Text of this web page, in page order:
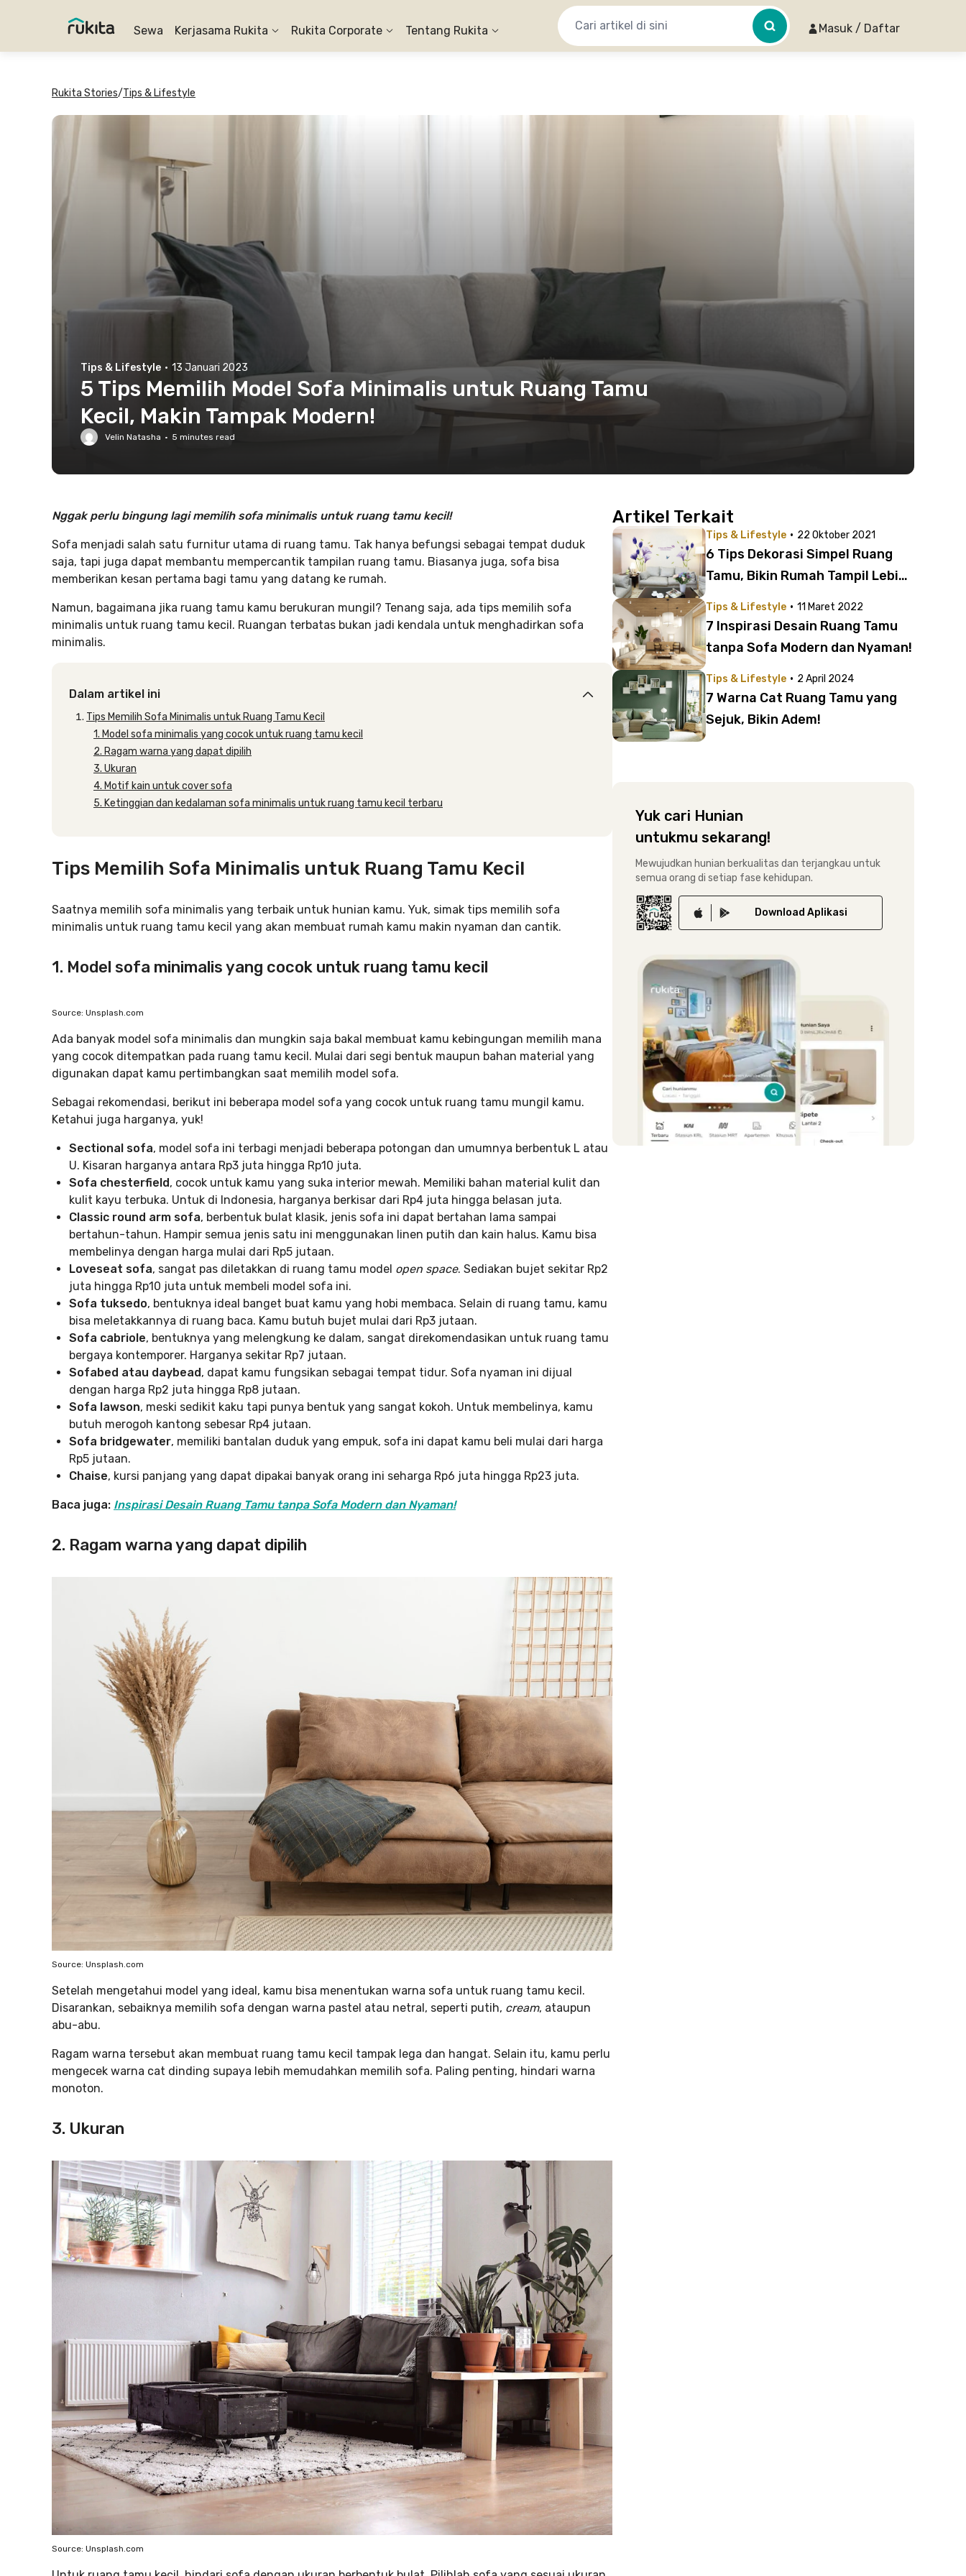
Sewa Kerjasama Rukita Rukita Corporate Tentang Rukita Masuk / Daftar
Rukita Stories/Tips & Lifestyle
Tips & Lifestyle · 13 Januari 2023
5 Tips Memilih Model Sofa Minimalis untuk Ruang Tamu
Kecil, Makin Tampak Modern!
Velin Natasha · 5 minutes read
Nggak perlu bingung lagi memilih sofa minimalis untuk ruang tamu kecil!
Sofa menjadi salah satu furnitur utama di ruang tamu. Tak hanya befungsi sebagai tempat duduk
saja, tapi juga dapat membantu mempercantik tampilan ruang tamu. Biasanya juga, sofa bisa
memberikan kesan pertama bagi tamu yang datang ke rumah.
Namun, bagaimana jika ruang tamu kamu berukuran mungil? Tenang saja, ada tips memilih sofa
minimalis untuk ruang tamu kecil. Ruangan terbatas bukan jadi kendala untuk menghadirkan sofa
minimalis.
Dalam artikel ini
Tips Memilih Sofa Minimalis untuk Ruang Tamu Kecil
1. Model sofa minimalis yang cocok untuk ruang tamu kecil
2. Ragam warna yang dapat dipilih
3. Ukuran
4. Motif kain untuk cover sofa
5. Ketinggian dan kedalaman sofa minimalis untuk ruang tamu kecil terbaru
Tips Memilih Sofa Minimalis untuk Ruang Tamu Kecil
Saatnya memilih sofa minimalis yang terbaik untuk hunian kamu. Yuk, simak tips memilih sofa
minimalis untuk ruang tamu kecil yang akan membuat rumah kamu makin nyaman dan cantik.
1. Model sofa minimalis yang cocok untuk ruang tamu kecil
Source: Unsplash.com
Ada banyak model sofa minimalis dan mungkin saja bakal membuat kamu kebingungan memilih mana
yang cocok ditempatkan pada ruang tamu kecil. Mulai dari segi bentuk maupun bahan material yang
digunakan dapat kamu pertimbangkan saat memilih model sofa.
Sebagai rekomendasi, berikut ini beberapa model sofa yang cocok untuk ruang tamu mungil kamu.
Ketahui juga harganya, yuk!
Sectional sofa, model sofa ini terbagi menjadi beberapa potongan dan umumnya berbentuk L atau
U. Kisaran harganya antara Rp3 juta hingga Rp10 juta.
Sofa chesterfield, cocok untuk kamu yang suka interior mewah. Memiliki bahan material kulit dan
kulit kayu terbuka. Untuk di Indonesia, harganya berkisar dari Rp4 juta hingga belasan juta.
Classic round arm sofa, berbentuk bulat klasik, jenis sofa ini dapat bertahan lama sampai
bertahun-tahun. Hampir semua jenis satu ini menggunakan linen putih dan kain halus. Kamu bisa
membelinya dengan harga mulai dari Rp5 jutaan.
Loveseat sofa, sangat pas diletakkan di ruang tamu model open space. Sediakan bujet sekitar Rp2
juta hingga Rp10 juta untuk membeli model sofa ini.
Sofa tuksedo, bentuknya ideal banget buat kamu yang hobi membaca. Selain di ruang tamu, kamu
bisa meletakkannya di ruang baca. Kamu butuh bujet mulai dari Rp3 jutaan.
Sofa cabriole, bentuknya yang melengkung ke dalam, sangat direkomendasikan untuk ruang tamu
bergaya kontemporer. Harganya sekitar Rp7 jutaan.
Sofabed atau daybead, dapat kamu fungsikan sebagai tempat tidur. Sofa nyaman ini dijual
dengan harga Rp2 juta hingga Rp8 jutaan.
Sofa lawson, meski sedikit kaku tapi punya bentuk yang sangat kokoh. Untuk membelinya, kamu
butuh merogoh kantong sebesar Rp4 jutaan.
Sofa bridgewater, memiliki bantalan duduk yang empuk, sofa ini dapat kamu beli mulai dari harga
Rp5 jutaan.
Chaise, kursi panjang yang dapat dipakai banyak orang ini seharga Rp6 juta hingga Rp23 juta.
Baca juga: Inspirasi Desain Ruang Tamu tanpa Sofa Modern dan Nyaman!
2. Ragam warna yang dapat dipilih
Source: Unsplash.com
Setelah mengetahui model yang ideal, kamu bisa menentukan warna sofa untuk ruang tamu kecil.
Disarankan, sebaiknya memilih sofa dengan warna pastel atau netral, seperti putih, cream, ataupun
abu-abu.
Ragam warna tersebut akan membuat ruang tamu kecil tampak lega dan hangat. Selain itu, kamu perlu
mengecek warna cat dinding supaya lebih memudahkan memilih sofa. Paling penting, hindari warna
monoton.
3. Ukuran
Source: Unsplash.com
Artikel Terkait
Tips & Lifestyle · 22 Oktober 2021
6 Tips Dekorasi Simpel Ruang
Tamu, Bikin Rumah Tampil Lebih
Tips & Lifestyle · 11 Maret 2022
7 Inspirasi Desain Ruang Tamu
tanpa Sofa Modern dan Nyaman!
Tips & Lifestyle · 2 April 2024
7 Warna Cat Ruang Tamu yang
Sejuk, Bikin Adem!
Yuk cari Hunian
untukmu sekarang!
Mewujudkan hunian berkualitas dan terjangkau untuk
semua orang di setiap fase kehidupan.
Download Aplikasi